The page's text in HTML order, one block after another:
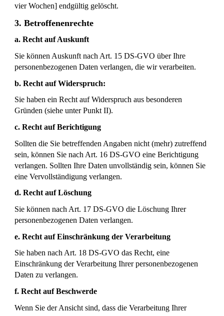
vier Wochen] endgültig gelöscht.
3. Betroffenenrechte
a. Recht auf Auskunft
Sie können Auskunft nach Art. 15 DS-GVO über Ihre
personenbezogenen Daten verlangen, die wir verarbeiten.
b. Recht auf Widerspruch:
Sie haben ein Recht auf Widerspruch aus besonderen
Gründen (siehe unter Punkt II).
c. Recht auf Berichtigung
Sollten die Sie betreffenden Angaben nicht (mehr) zutreffend
sein, können Sie nach Art. 16 DS-GVO eine Berichtigung
verlangen. Sollten Ihre Daten unvollständig sein, können Sie
eine Vervollständigung verlangen.
d. Recht auf Löschung
Sie können nach Art. 17 DS-GVO die Löschung Ihrer
personenbezogenen Daten verlangen.
e. Recht auf Einschränkung der Verarbeitung
Sie haben nach Art. 18 DS-GVO das Recht, eine
Einschränkung der Verarbeitung Ihrer personenbezogenen
Daten zu verlangen.
f. Recht auf Beschwerde
Wenn Sie der Ansicht sind, dass die Verarbeitung Ihrer